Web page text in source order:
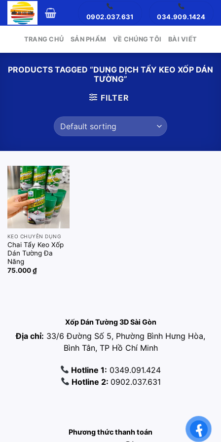
Skip
0902.037.631 034.909.1424
TRANG CHỦ SẢN PHẨM VỀ CHÚNG TÔI BÀI VIẾT
PRODUCTS TAGGED “DUNG DỊCH TẨY KEO XỐP DÁN
TƯỜNG”
FILTER
Add to
wishlist
KEO CHUYÊN DỤNG
Chai Tẩy Keo Xốp
Dán Tường Đa
Năng
75.000₫
Xốp Dán Tường 3D Sài Gòn
Địa chỉ: 33/6 Đường Số 5, Phường Bình Hưng Hòa,
Bình Tân, TP Hồ Chí Minh
Hotline 1: 0349.091.424
Hotline 2: 0902.037.631
Phương thức thanh toán